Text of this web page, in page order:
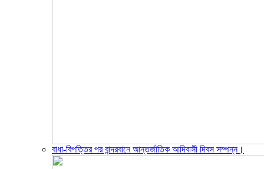
বাধা-বিপত্তির পর বান্দরবানে আন্তর্জাতিক আদিবাসী দিবস সম্পন্ন।